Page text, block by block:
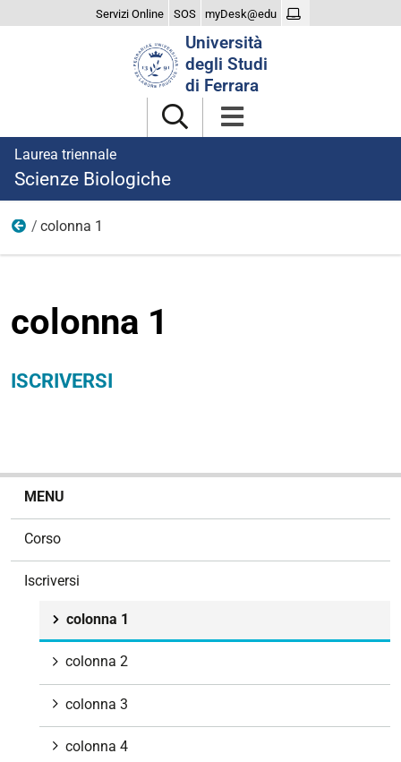
Servizi Online SOS myDesk@edu
Università
degli Studi
di Ferrara
Laurea triennale
Scienze Biologiche
Iscriversi
colonna 1
colonna 1
ISCRIVERSI
MENU
Corso
Iscriversi
colonna 1
colonna 2
colonna 3
colonna 4